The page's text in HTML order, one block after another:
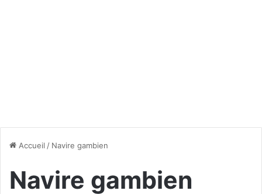
Accueil / Navire gambien
Navire gambien